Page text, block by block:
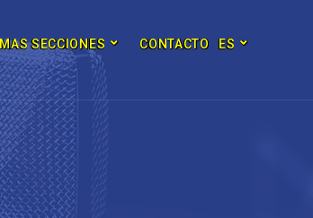
MAS SECCIONES CONTACTO ES